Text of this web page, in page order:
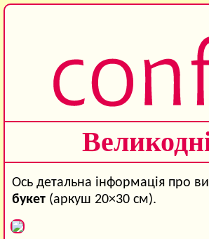
Ось детальна інформація про
букет (аркуш 20×30 см).